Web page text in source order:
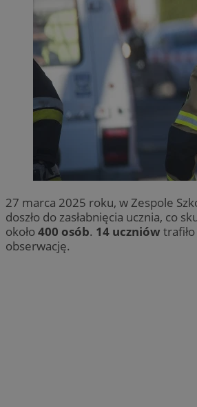
27 marca 2025 roku, w Zespole
doszło do zasłabnięcia ucznia, co
około400 osób. 14 uczniów
obserwację.